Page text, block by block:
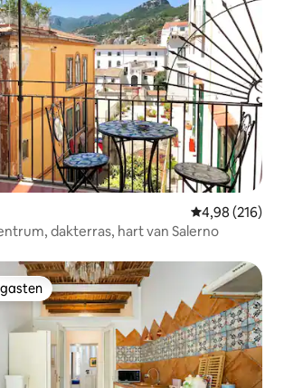
Gemiddelde
4,98 (216)
dakterras, hart van Salerno
gasten